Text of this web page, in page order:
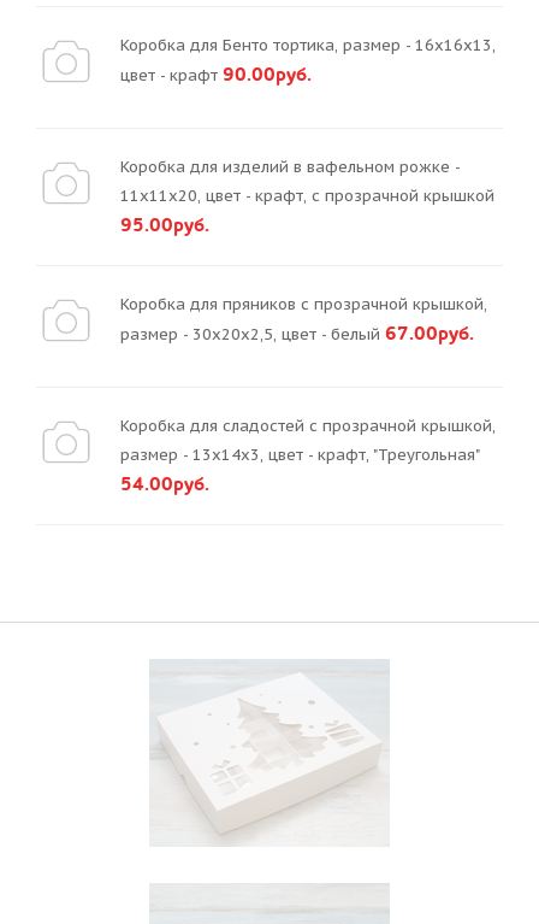
Коробка для Бенто тортика, размер - 16х16х13,
цвет - крафт 90.00руб.
Коробка для изделий в вафельном рожке -
11х11х20, цвет - крафт, с прозрачной крышкой
95.00руб.
Коробка для пряников с прозрачной крышкой,
размер - 30х20х2,5, цвет - белый 67.00руб.
Коробка для сладостей с прозрачной крышкой,
размер - 13х14х3, цвет - крафт, "Треугольная"
54.00руб.